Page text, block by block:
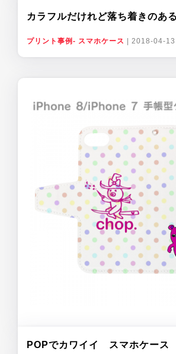
カラフルだけれど落ち着きのあ
プリント事例- スマホケース 2018-04-13
POPでカワイイ スマホケース